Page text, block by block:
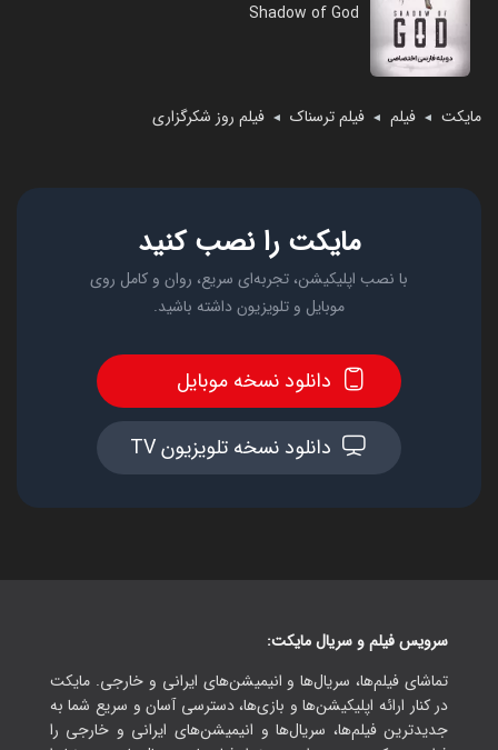
مایکت ◄ فیلم ◄ فیلم ترسناک ◄ فیلم روز شکرگزاری
Shadow of God
مایکت را نصب کنید
با نصب اپلیکیشن، تجربه‌ای سریع، روان و کامل روی
موبایل و تلویزیون داشته باشید.
دانلود نسخه موبایل
دانلود نسخه تلویزیون TV
سرویس فیلم و سریال مایکت:
تماشای فیلم‌ها، سریال‌ها و انیمیشن‌های ایرانی و خارجی. مایکت
در کنار ارائه اپلیکیشن‌ها و بازی‌ها، دسترسی آسان و سریع شما به
جدیدترین فیلم‌ها، سریال‌ها و انیمیشن‌های ایرانی و خارجی را